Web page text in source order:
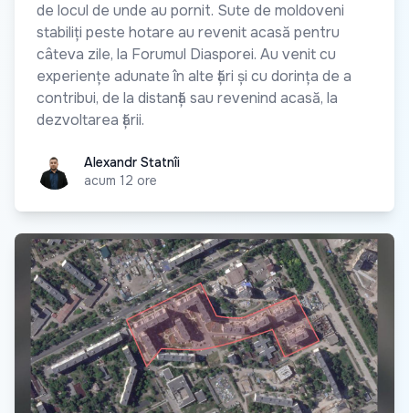
de locul de unde au pornit. Sute de moldoveni
stabiliți peste hotare au revenit acasă pentru
câteva zile, la Forumul Diasporei. Au venit cu
experiențe adunate în alte țări și cu dorința de a
contribui, de la distanță sau revenind acasă, la
dezvoltarea țării.
Alexandr Statnîi
Alexandr Statnîi
acum 12 ore